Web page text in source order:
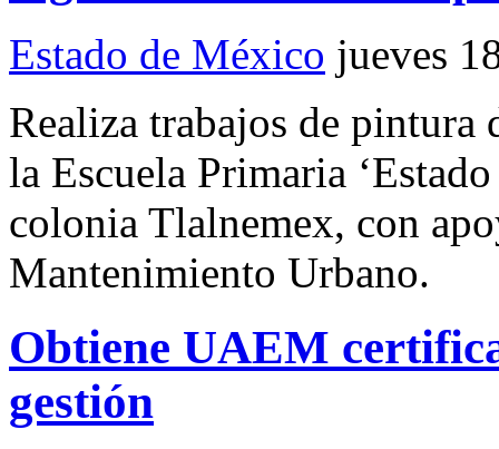
Estado de México jueves
Realiza trabajos de pintura
la Escuela Primaria
colonia Tlalnemex, con
Mantenimiento Urbano.
Obtiene UAEM
gestión